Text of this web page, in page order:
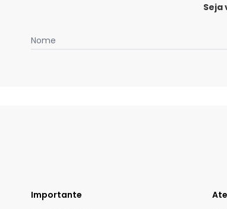
Seja
Nome
Importante